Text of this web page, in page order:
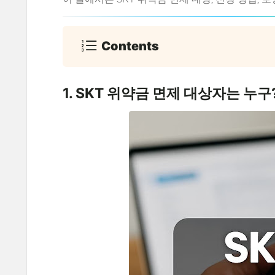
Contents
1. SKT 위약금 면제 대상자는 누구